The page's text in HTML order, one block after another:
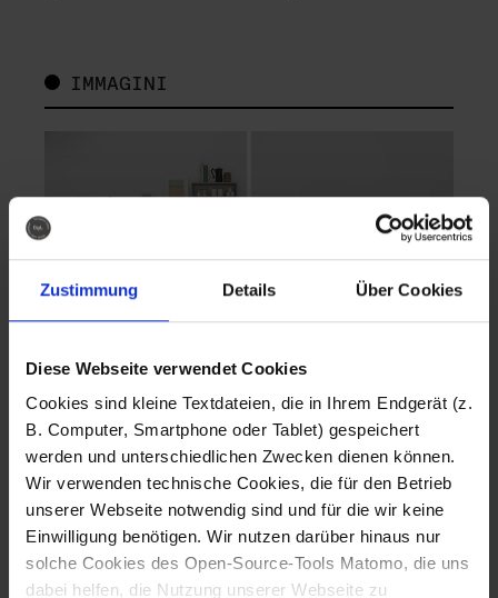
Zustimmung Details Über Cookies
Diese Webseite verwendet Cookies
Cookies sind kleine Textdateien, die in Ihrem Endgerät (z.
B. Computer, Smartphone oder Tablet) gespeichert
werden und unterschiedlichen Zwecken dienen können.
Wir verwenden technische Cookies, die für den Betrieb
unserer Webseite notwendig sind und für die wir keine
Einwilligung benötigen. Wir nutzen darüber hinaus nur
solche Cookies des Open-Source-Tools Matomo, die uns
dabei helfen, die Nutzung unserer Webseite zu
IMMAGINI
Fotografo: Lorenz
Sternbach
Download
Fotografo: Lorenz
Sternbach
Download